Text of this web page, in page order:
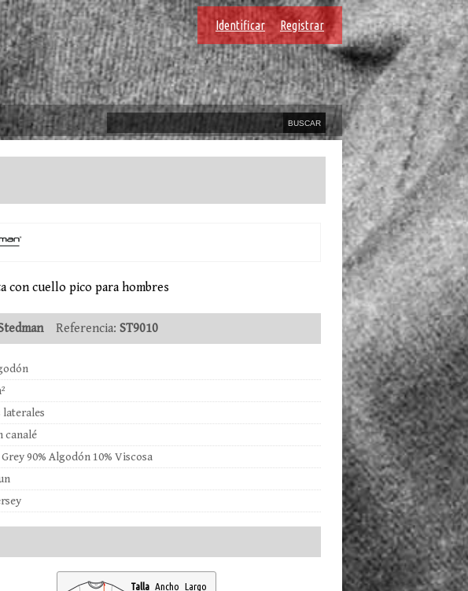
Identificar Registrar
con cuello pico para hombres
Referencia: ST9010
laterales
canalé
90% Algodón 10% Viscosa
Talla Ancho Largo